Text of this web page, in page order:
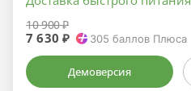
10 900 ₽
7 630 ₽ 305 баллов Плюса
Демоверсия